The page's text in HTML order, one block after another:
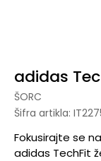
adidas
ŠORC
Šifra artikla:
Fokusirajte se
adidas TechFit